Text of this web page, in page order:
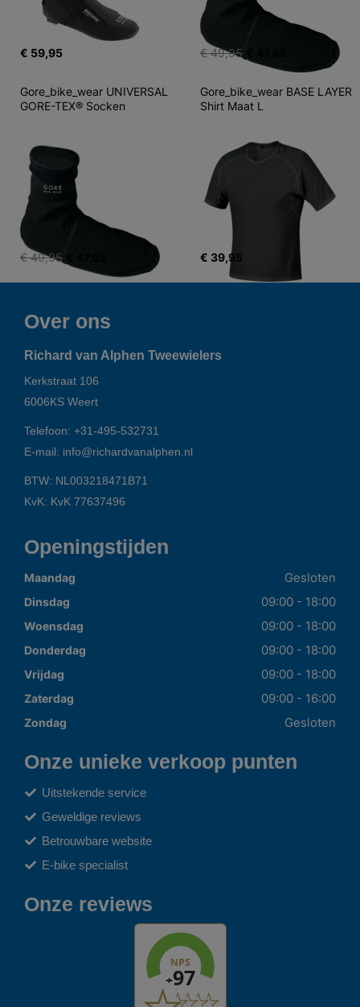
€ 59,95 € 49,95
Gore_bike_wear UNIVERSAL
GORE-TEX® Socken
€ 49,95
Gore_bike_wear BASE LAYER
Shirt Maat L
€ 39,95
Over ons
Richard van Alphen Tweewielers
Kerkstraat 106
6006KS Weert
Telefoon: +31-495-532731
E-mail: info@richardvanalphen.nl
BTW: NL003218471B71
KvK: KvK 77637496
Openingstijden
Maandag Gesloten
Dinsdag 09:00 - 18:00
Woensdag 09:00 - 18:00
Donderdag 09:00 - 18:00
Vrijdag 09:00 - 18:00
Zaterdag 09:00 - 16:00
Zondag Gesloten
Onze unieke verkoop punten
Uitstekende service
Geweldige reviews
Betrouwbare website
E-bike specialist
Onze reviews